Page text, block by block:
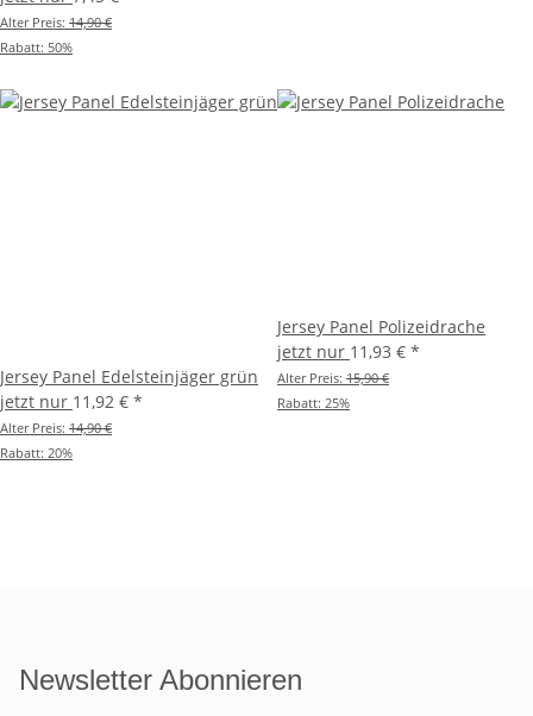
Alter Preis: 14,90 €
Rabatt: 50%
Jersey Panel Edelsteinjäger grün
jetzt nur 11,92 € *
Alter Preis: 14,90 €
Rabatt: 20%
Jersey Panel Polizeidrache
jetzt nur 11,93 € *
Alter Preis: 15,90 €
Rabatt: 25%
Newsletter Abonnieren